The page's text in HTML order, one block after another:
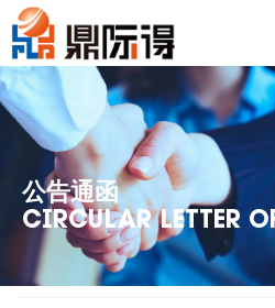
公告通函
CIRCULAR LETTER